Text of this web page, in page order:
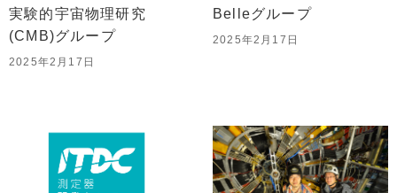
実験的宇宙物理研究
(CMB)グループ
2025年2月17日
Belleグループ
2025年2月17日